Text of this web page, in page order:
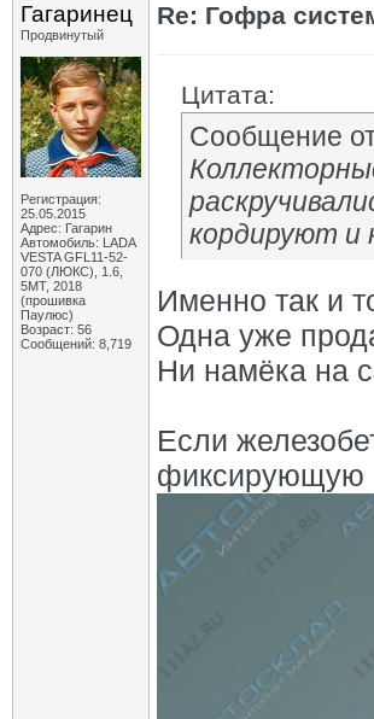
Гагаринец
Продвинутый
Регистрация:
25.05.2015
Адрес: Гагарин
Автомобиль: LADA
VESTA GFL11-52-
070 (ЛЮКС), 1.6,
5МТ, 2018
(прошивка
Паулюс)
Возраст: 56
Сообщений: 8,719
Re: Гофра
Цитата:
Сообщение
кордируют и
Именно так и
Одна уже
Ни намёка на
Если
фиксирующую